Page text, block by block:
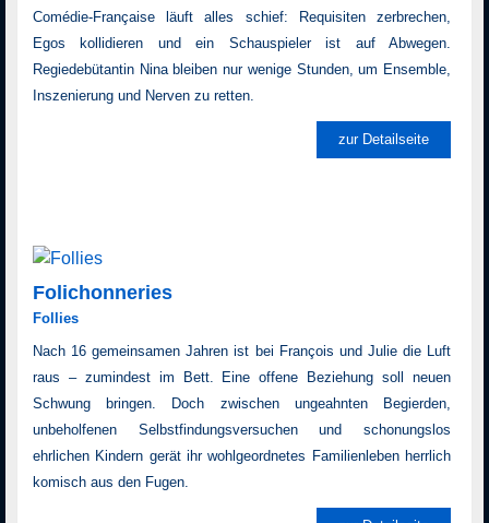
Comédie-Française läuft alles schief: Requisiten zerbrechen,
Egos kollidieren und ein Schauspieler ist auf Abwegen.
Regiedebütantin Nina bleiben nur wenige Stunden, um Ensemble,
Inszenierung und Nerven zu retten.
zur Detailseite
Folichonneries
Follies
Nach 16 gemeinsamen Jahren ist bei François und Julie die Luft
raus – zumindest im Bett. Eine offene Beziehung soll neuen
Schwung bringen. Doch zwischen ungeahnten Begierden,
unbeholfenen Selbstfindungsversuchen und schonungslos
ehrlichen Kindern gerät ihr wohlgeordnetes Familienleben herrlich
komisch aus den Fugen.